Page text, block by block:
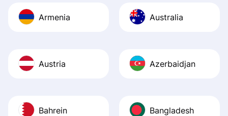
Armenia Australia
Austria Azerbaidjan
Bahrein Bangladesh